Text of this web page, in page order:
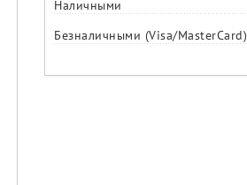
Наличными
Безналичными (Visa/MasterCard)